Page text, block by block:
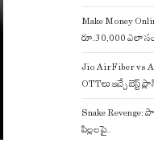
Make Money
రూ.30,000 ఎలా
Jio AirFiber vs
OTTలు ఇచ్చే బెస్ట్
Snake
పిల్లలపై..